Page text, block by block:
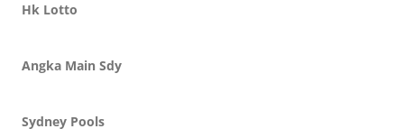
Hk Lotto
Angka Main Sdy
Sydney Pools